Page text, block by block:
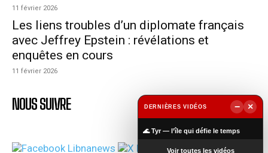
11 février 2026
Les liens troubles d’un diplomate français
avec Jeffrey Epstein : révélations et
enquêtes en cours
11 février 2026
NOUS SUIVRE DERNIÈRES VIDÉOS −
×
🌊 Tyr — l’île qui défie le temps
Voir toutes les vidéos